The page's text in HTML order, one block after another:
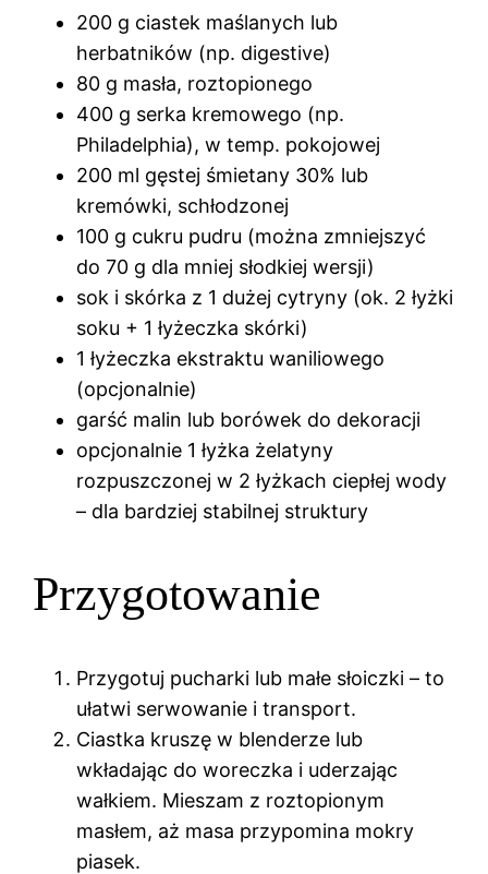
200 g ciastek maślanych lub
herbatników (np. digestive)
80 g masła, roztopionego
400 g serka kremowego (np.
Philadelphia), w temp. pokojowej
200 ml gęstej śmietany 30% lub
kremówki, schłodzonej
100 g cukru pudru (można zmniejszyć
do 70 g dla mniej słodkiej wersji)
sok i skórka z 1 dużej cytryny (ok. 2 łyżki
soku + 1 łyżeczka skórki)
1 łyżeczka ekstraktu waniliowego
(opcjonalnie)
garść malin lub borówek do dekoracji
opcjonalnie 1 łyżka żelatyny
rozpuszczonej w 2 łyżkach ciepłej wody
– dla bardziej stabilnej struktury
Przygotowanie
Przygotuj pucharki lub małe słoiczki – to
ułatwi serwowanie i transport.
Ciastka kruszę w blenderze lub
wkładając do woreczka i uderzając
wałkiem. Mieszam z roztopionym
masłem, aż masa przypomina mokry
piasek.